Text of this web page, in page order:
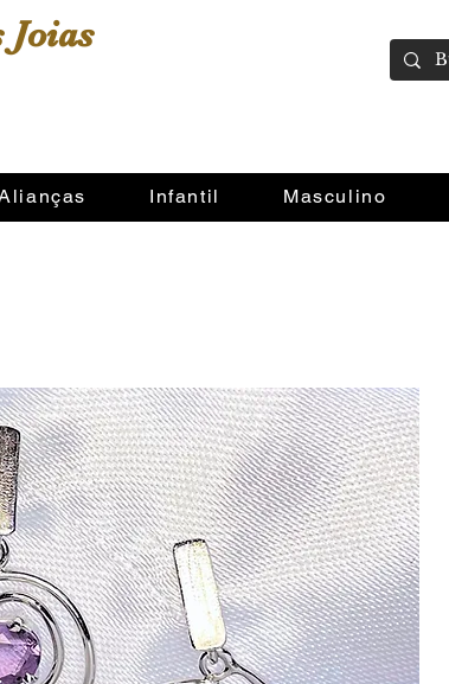
Infantil Masculino